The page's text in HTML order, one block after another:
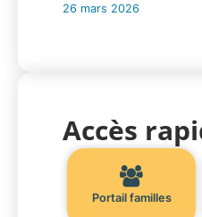
26 mars 2026
Accès
Portail familles